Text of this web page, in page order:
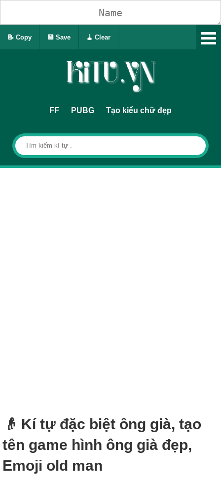
FF PUBG Tạo kiểu chữ đẹp
👴 Kí tự đặc biệt ông già, tạo
tên game hình ông già đẹp,
Emoji old man
📝 Copy 💾 Save 🧹 Clear